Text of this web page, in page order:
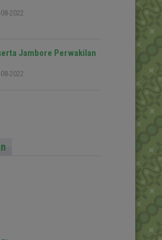
2022
Jambore Perwakilan
2022